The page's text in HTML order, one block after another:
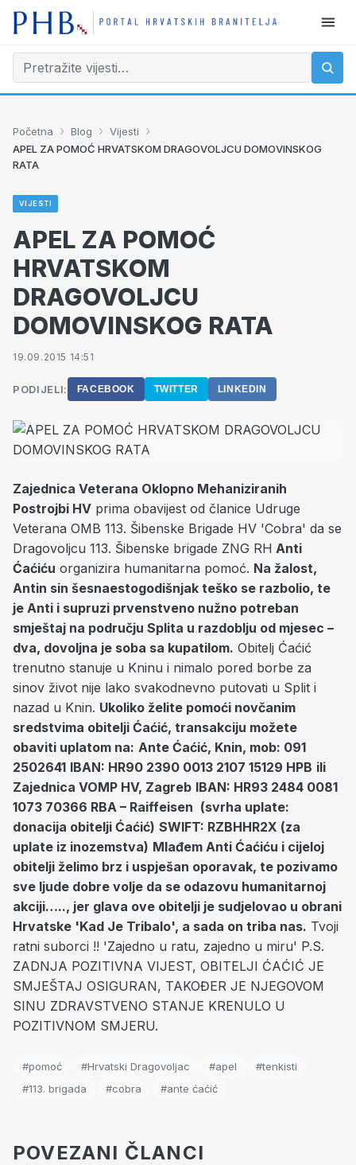
Početna › Blog › Vijesti ›
APEL ZA POMOĆ HRVATSKOM DRAGOVOLJCU DOMOVINSKOG
RATA
VIJESTI
APEL ZA POMOĆ
HRVATSKOM
DRAGOVOLJCU
DOMOVINSKOG RATA
19.09.2015 14:51
PODIJELI: FACEBOOK TWITTER LINKEDIN
Zajednica Veterana Oklopno Mehaniziranih
Postrojbi HV prima obavijest od članice Udruge
Veterana OMB 113. Šibenske Brigade HV 'Cobra' da se
Dragovoljcu 113. Šibenske brigade ZNG RH Anti
Ćaćiću organizira humanitarna pomoć. Na žalost,
Antin sin šesnaestogodišnjak teško se razbolio, te
je Anti i supruzi prvenstveno nužno potreban
smještaj na području Splita u razdoblju od mjesec –
dva, dovoljna je soba sa kupatilom. Obitelj Ćaćić
trenutno stanuje u Kninu i nimalo pored borbe za
sinov život nije lako svakodnevno putovati u Split i
nazad u Knin. Ukoliko želite pomoći novčanim
sredstvima obitelji Ćaćić, transakciju možete
obaviti uplatom na: Ante Ćaćić, Knin, mob: 091
2502641 IBAN: HR90 2390 0013 2107 15129 HPB ili
Zajednica VOMP HV, Zagreb IBAN: HR93 2484 0081
1073 70366 RBA – Raiffeisen (svrha uplate:
donacija obitelji Ćaćić) SWIFT: RZBHHR2X (za
uplate iz inozemstva) Mlađem Anti Ćaćiću i cijeloj
obitelji želimo brz i uspješan oporavak, te pozivamo
sve ljude dobre volje da se odazovu humanitarnoj
akciji….., jer glava ove obitelji je sudjelovao u obrani
Hrvatske 'Kad Je Tribalo', a sada on triba nas. Tvoji
ratni suborci !! 'Zajedno u ratu, zajedno u miru' P.S.
ZADNJA POZITIVNA VIJEST, OBITELJI ĆAĆIĆ JE
SMJEŠTAJ OSIGURAN, TAKOĐER JE NJEGOVOM
SINU ZDRAVSTVENO STANJE KRENULO U
POZITIVNOM SMJERU.
#pomoć #Hrvatski Dragovoljac #apel
#tenkisti
#113. brigada
#cobra #ante ćaćić
POVEZANI ČLANCI